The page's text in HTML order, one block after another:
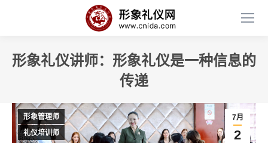
形象礼仪讲师：形象礼仪是一种信息的
传递
7月
2
形象管理师
礼仪培训师